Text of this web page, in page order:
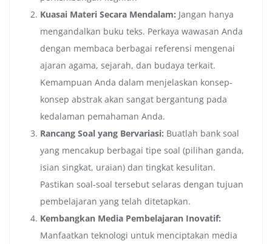
Kuasai Materi Secara Mendalam: Jangan hanya
mengandalkan buku teks. Perkaya wawasan Anda
dengan membaca berbagai referensi mengenai
ajaran agama, sejarah, dan budaya terkait.
Kemampuan Anda dalam menjelaskan konsep-
konsep abstrak akan sangat bergantung pada
kedalaman pemahaman Anda.
Rancang Soal yang Bervariasi: Buatlah bank soal
yang mencakup berbagai tipe soal (pilihan ganda,
isian singkat, uraian) dan tingkat kesulitan.
Pastikan soal-soal tersebut selaras dengan tujuan
pembelajaran yang telah ditetapkan.
Kembangkan Media Pembelajaran Inovatif:
Manfaatkan teknologi untuk menciptakan media